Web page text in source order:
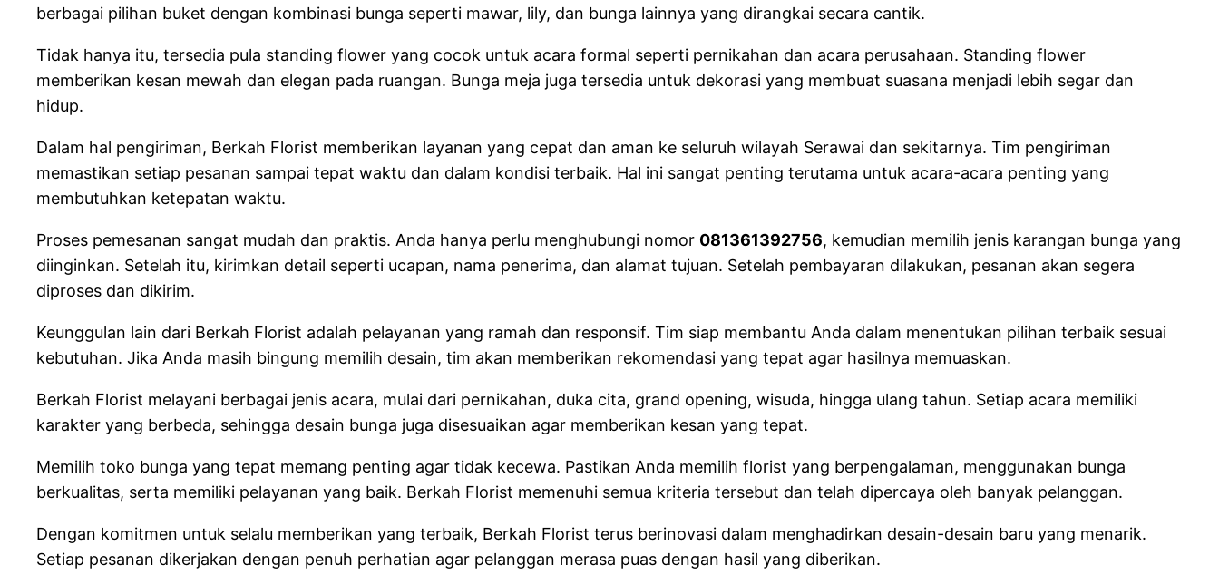
berbagai pilihan buket dengan kombinasi bunga seperti mawar, lily, dan bunga lainnya yang dirangkai secara cantik.
Tidak hanya itu, tersedia pula standing flower yang cocok untuk acara formal seperti pernikahan dan acara perusahaan. Standing flower
memberikan kesan mewah dan elegan pada ruangan. Bunga meja juga tersedia untuk dekorasi yang membuat suasana menjadi lebih segar dan
hidup.
Dalam hal pengiriman, Berkah Florist memberikan layanan yang cepat dan aman ke seluruh wilayah Serawai dan sekitarnya. Tim pengiriman
memastikan setiap pesanan sampai tepat waktu dan dalam kondisi terbaik. Hal ini sangat penting terutama untuk acara-acara penting yang
membutuhkan ketepatan waktu.
Proses pemesanan sangat mudah dan praktis. Anda hanya perlu menghubungi nomor 081361392756, kemudian memilih jenis karangan bunga yang
diinginkan. Setelah itu, kirimkan detail seperti ucapan, nama penerima, dan alamat tujuan. Setelah pembayaran dilakukan, pesanan akan segera
diproses dan dikirim.
Keunggulan lain dari Berkah Florist adalah pelayanan yang ramah dan responsif. Tim siap membantu Anda dalam menentukan pilihan terbaik sesuai
kebutuhan. Jika Anda masih bingung memilih desain, tim akan memberikan rekomendasi yang tepat agar hasilnya memuaskan.
Berkah Florist melayani berbagai jenis acara, mulai dari pernikahan, duka cita, grand opening, wisuda, hingga ulang tahun. Setiap acara memiliki
karakter yang berbeda, sehingga desain bunga juga disesuaikan agar memberikan kesan yang tepat.
Memilih toko bunga yang tepat memang penting agar tidak kecewa. Pastikan Anda memilih florist yang berpengalaman, menggunakan bunga
berkualitas, serta memiliki pelayanan yang baik. Berkah Florist memenuhi semua kriteria tersebut dan telah dipercaya oleh banyak pelanggan.
Dengan komitmen untuk selalu memberikan yang terbaik, Berkah Florist terus berinovasi dalam menghadirkan desain-desain baru yang menarik.
Setiap pesanan dikerjakan dengan penuh perhatian agar pelanggan merasa puas dengan hasil yang diberikan.